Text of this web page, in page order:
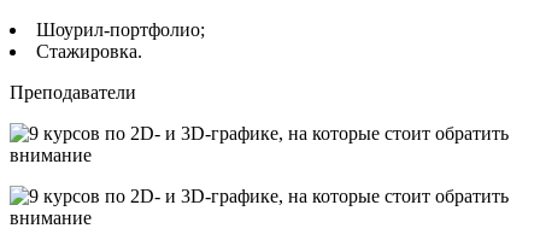
Шоурил-портфолио;
Стажировка.
Преподаватели